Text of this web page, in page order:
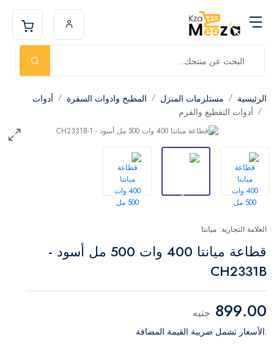
الرئيسية مستلزمات المنزل المطبخ وادوات السفرة
أدوات
أدوات التقطيع والفرم
العلامة التجارية: ميانتا
قطاعة ميانتا 400 وات 500 مل أسود -
CH2331B
899.00 جنيه
.الأسعار تشمل ضريبة القيمة المضافة